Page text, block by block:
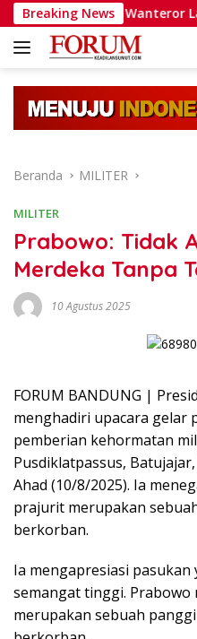
Langsung
ke
konten
Breaking News
Wanteror Lanjutan
Beranda MILITER
MILITER
Prabowo: Tidak
Merdeka Tanpa
10 Agustus 2025
FORUM BANDUNG |
menghadiri upacara gelar
pemberian kehormatan
Pusdiklatpassus,
Ahad (10/8/2025). Ia
prajurit merupakan
berkorban.
Ia mengapresiasi
semangat tinggi.
merupakan sebuah